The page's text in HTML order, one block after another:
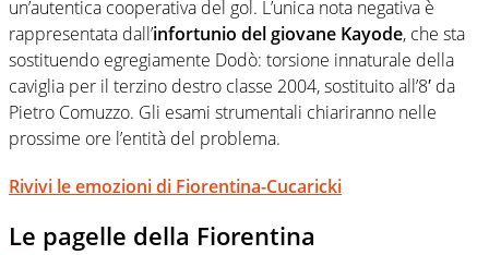
un’autentica cooperativa del gol. L’unica nota negativa è
rappresentata dall’infortunio del giovane Kayode, che sta
sostituendo egregiamente Dodò: torsione innaturale della
caviglia per il terzino destro classe 2004, sostituito all’8′ da
Pietro Comuzzo. Gli esami strumentali chiariranno nelle
prossime ore l’entità del problema.
Rivivi le emozioni di Fiorentina-Cucaricki
Le pagelle della Fiorentina